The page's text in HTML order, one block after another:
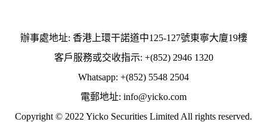
辦事處地址: 香港上環干諾道中125-127號東寧大廈19樓
客戶服務或交收指示: +(852) 2946 1320
Whatsapp: +(852) 5548 2504
電郵地址: info@yicko.com
Copyright © 2022 Yicko Securities Limited All rights reserved.